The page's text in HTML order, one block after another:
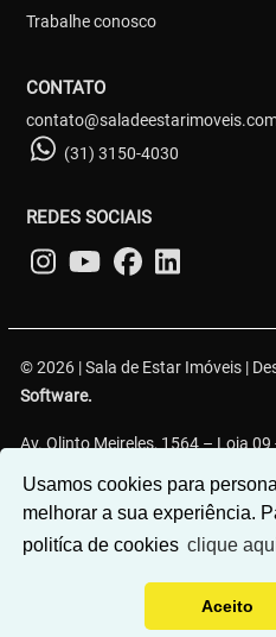
Usamos cookies para
melhorar a sua experiência.
politíca de cookies clique
Aceito
Trabalhe conosco
CONTATO
(31) 3150-4030
REDES SOCIAIS
© 2026 | Sala de Estar Imóveis |
Software.
Av. Olinto Meireles, 1564 – Loja